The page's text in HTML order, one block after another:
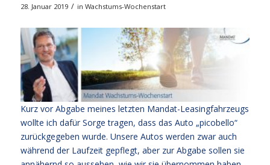
28. Januar 2019 / in Wachstums-Wochenstart
Kurz vor Abgabe meines letzten Mandat-Leasingfahrzeugs
wollte ich dafür Sorge tragen, dass das Auto „picobello“
zurückgegeben wurde. Unsere Autos werden zwar auch
während der Laufzeit gepflegt, aber zur Abgabe sollen sie